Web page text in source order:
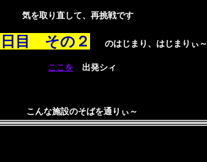
気を取り直して、再挑戦です
日目 その２ のはじまり、はじまりぃ～
ここを 出発シィ
こんな施設のそばを通りぃ～